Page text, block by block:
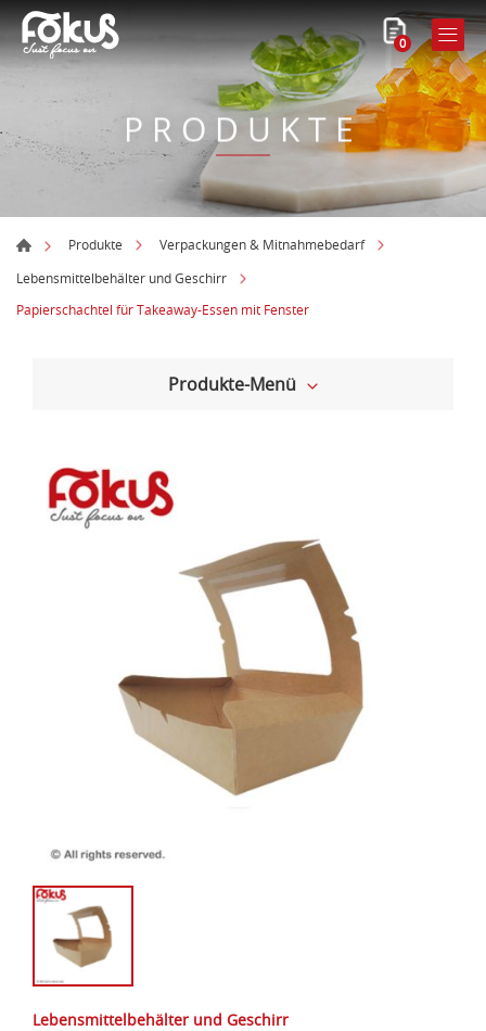
0
PRODUKTE
Produkte
Verpackungen & Mitnahmebedarf
Lebensmittelbehälter und Geschirr
Papierschachtel für Takeaway-Essen mit Fenster
Produkte-Menü
Lebensmittelbehälter und Geschirr